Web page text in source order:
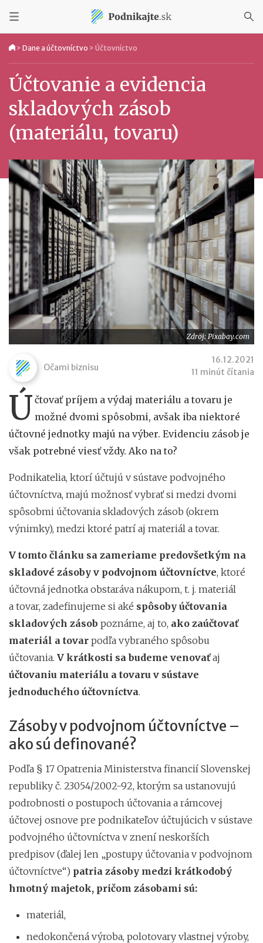
> Dane a účtovníctvo > Účtovníctvo
Účtovanie a evidencia
skladových zásob
(materiálu, tovaru)
Zdroj: Pixabay.com
Očami biznisu
16.12.2021
11 minút čítania
Ú čtovať príjem a výdaj materiálu a tovaru je
možné dvomi spôsobmi, avšak iba niektoré
účtovné jednotky majú na výber. Evidenciu zásob je
však potrebné viesť vždy. Ako na to?
Podnikatelia, ktorí účtujú v sústave podvojného
účtovníctva, majú možnosť vybrať si medzi dvomi
spôsobmi účtovania skladových zásob (okrem
výnimky), medzi ktoré patrí aj materiál a tovar.
V tomto článku sa zameriame predovšetkým na
skladové zásoby v podvojnom účtovníctve, ktoré
účtovná jednotka obstaráva nákupom, t. j. materiál
a tovar, zadefinujeme si aké spôsoby účtovania
skladových zásob poznáme, aj to, ako zaúčtovať
materiál a tovar podľa vybraného spôsobu
účtovania. V krátkosti sa budeme venovaťaj
účtovaniu materiálu a tovaru v sústave
jednoduchého účtovníctva.
Zásoby v podvojnom účtovníctve –
ako sú definované?
Podľa § 17 Opatrenia Ministerstva financií Slovenskej
republiky č. 23054/2002-92, ktorým sa ustanovujú
podrobnosti o postupoch účtovania a rámcovej
účtovej osnove pre podnikateľov účtujúcich v sústave
podvojného účtovníctva v znení neskorších
predpisov (ďalej len „postupy účtovania v podvojnom
účtovníctve“) patria zásoby medzi krátkodobý
hmotný majetok, pričom zásobami sú:
materiál,
nedokončená výroba, polotovary vlastnej výroby,